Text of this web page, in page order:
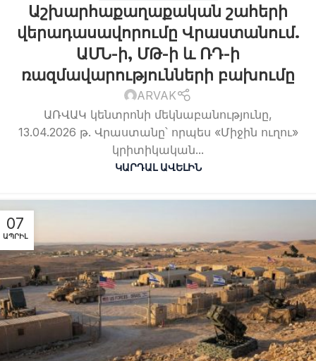
Աշխարհաքաղաքական շահերի
վերադասավորումը Վրաստանում.
ԱՄՆ-ի, ՄԹ-ի և ՌԴ-ի
ռազմավարությունների բախումը
ARVAK
ԱՌՎԱԿ կենտրոնի մեկնաբանությունը,
13.04.2026 թ. Վրաստանը՝ որպես «Միջին ուղու»
կրիտիկական...
ԿԱՐԴԱԼ ԱՎԵԼԻՆ
07
ԱՊՐԻԼ